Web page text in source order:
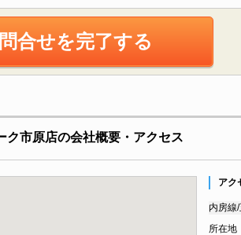
合せを完了する
ク市原店の会社概要・アクセス
アク
内房線
所在地